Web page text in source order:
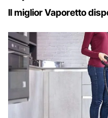
Il miglior Vaporetto